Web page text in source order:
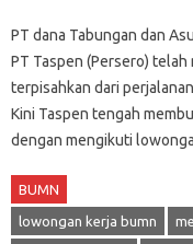
PT dana Tabungan dan
PT Taspen (Persero)
terpisahkan dari
Kini Taspen tengah
dengan mengikuti
BUMN
lowongan kerja bumn